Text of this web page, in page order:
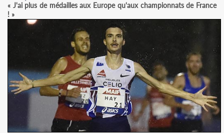
« J'ai plus de médailles aux Europe qu'aux championnats de France
! »